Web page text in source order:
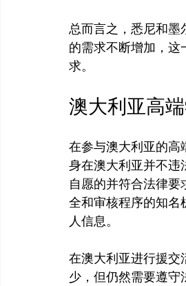
总而言之，悉尼和墨
的需求不断增加，
澳大利亚高
在参与澳大利亚的高
身在澳大利亚并不违
自愿的并符合法律
全和审核程序的知名
人信息。
在澳大利亚进行援交
少，但仍然需要遵